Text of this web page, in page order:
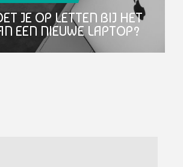
JE OP LETTEN BIJ HET
EEN NIEUWE LAPTOP?